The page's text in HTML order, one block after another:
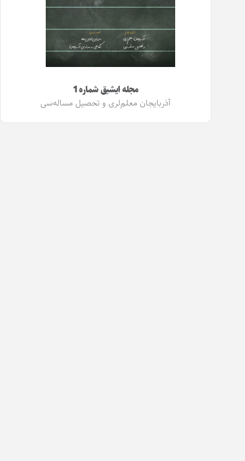
مجله ایشیق شماره 1
آذربایجان معلم‌لری و تحصیل مساله‌سی